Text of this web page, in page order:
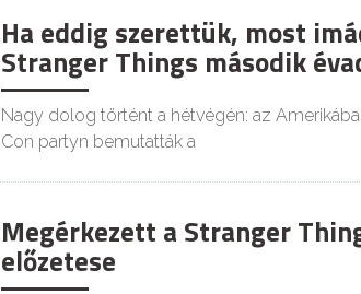
Ha eddig szerettük, most
Stranger Things második
Nagy dolog történt a hétvégén: az
Con partyn bemutatták a
Megérkezett a Stranger
előzetese